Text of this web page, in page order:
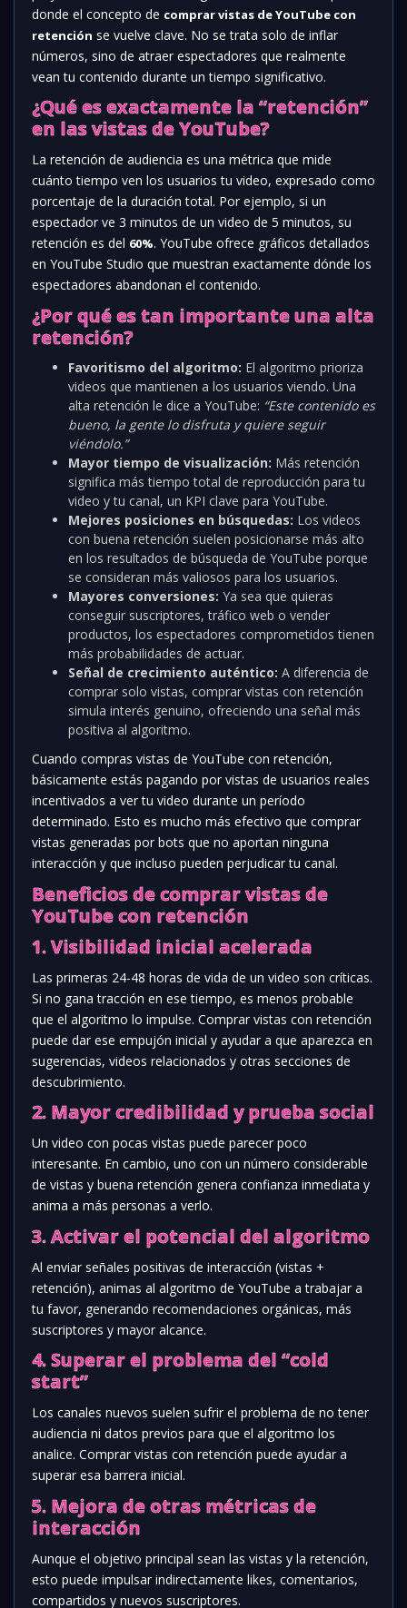
donde el concepto de comprar vistas de YouTube con
retención se vuelve clave. No se trata solo de inflar
números, sino de atraer espectadores que realmente
vean tu contenido durante un tiempo significativo.
¿Qué es exactamente la “retención”
en las vistas de YouTube?
La retención de audiencia es una métrica que mide
cuánto tiempo ven los usuarios tu video, expresado como
porcentaje de la duración total. Por ejemplo, si un
espectador ve 3 minutos de un video de 5 minutos, su
retención es del 60%. YouTube ofrece gráficos detallados
en YouTube Studio que muestran exactamente dónde los
espectadores abandonan el contenido.
¿Por qué es tan importante una alta
retención?
Favoritismo del algoritmo: El algoritmo prioriza
videos que mantienen a los usuarios viendo. Una
alta retención le dice a YouTube: “Este contenido es
bueno, la gente lo disfruta y quiere seguir
viéndolo.”
Mayor tiempo de visualización: Más retención
significa más tiempo total de reproducción para tu
video y tu canal, un KPI clave para YouTube.
Mejores posiciones en búsquedas: Los videos
con buena retención suelen posicionarse más alto
en los resultados de búsqueda de YouTube porque
se consideran más valiosos para los usuarios.
Mayores conversiones: Ya sea que quieras
conseguir suscriptores, tráfico web o vender
productos, los espectadores comprometidos tienen
más probabilidades de actuar.
Señal de crecimiento auténtico: A diferencia de
comprar solo vistas, comprar vistas con retención
simula interés genuino, ofreciendo una señal más
positiva al algoritmo.
Cuando compras vistas de YouTube con retención,
básicamente estás pagando por vistas de usuarios reales
incentivados a ver tu video durante un período
determinado. Esto es mucho más efectivo que comprar
vistas generadas por bots que no aportan ninguna
interacción y que incluso pueden perjudicar tu canal.
Beneficios de comprar vistas de
YouTube con retención
1. Visibilidad inicial acelerada
Las primeras 24-48 horas de vida de un video son críticas.
Si no gana tracción en ese tiempo, es menos probable
que el algoritmo lo impulse. Comprar vistas con retención
puede dar ese empujón inicial y ayudar a que aparezca en
sugerencias, videos relacionados y otras secciones de
descubrimiento.
2. Mayor credibilidad y prueba social
Un video con pocas vistas puede parecer poco
interesante. En cambio, uno con un número considerable
de vistas y buena retención genera confianza inmediata y
anima a más personas a verlo.
3. Activar el potencial del algoritmo
Al enviar señales positivas de interacción (vistas +
retención), animas al algoritmo de YouTube a trabajar a
tu favor, generando recomendaciones orgánicas, más
suscriptores y mayor alcance.
4. Superar el problema del “cold
start”
Los canales nuevos suelen sufrir el problema de no tener
audiencia ni datos previos para que el algoritmo los
analice. Comprar vistas con retención puede ayudar a
superar esa barrera inicial.
5. Mejora de otras métricas de
interacción
Aunque el objetivo principal sean las vistas y la retención,
esto puede impulsar indirectamente likes, comentarios,
compartidos y nuevos suscriptores.